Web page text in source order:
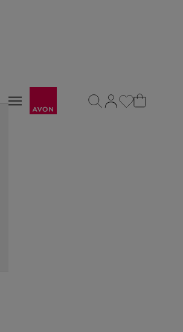
Otevřít navigační menu
Otevřít navigační menu
Otevřít stránku
Otevřít vyhledávání